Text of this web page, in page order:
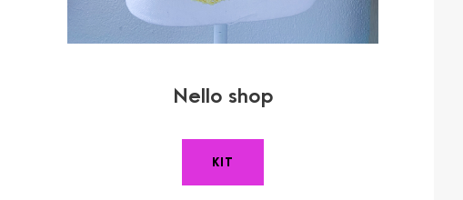
Nello shop
KIT